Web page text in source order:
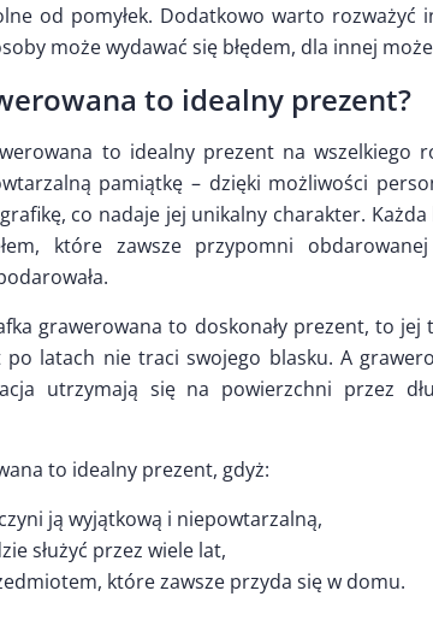
od pomyłek. Dodatkowo warto rozważyć
może wydawać się błędem, dla innej
to idealny prezent?
to idealny prezent na wszelkiego
pamiątkę – dzięki możliwości
co nadaje jej unikalny charakter.
które zawsze przypomni
grawerowana to doskonały prezent, to jej
po latach nie traci swojego blasku. A
utrzymają się na powierzchni przez
to idealny prezent, gdyż:
ją wyjątkową i niepowtarzalną,
służyć przez wiele lat,
które zawsze przyda się w domu.